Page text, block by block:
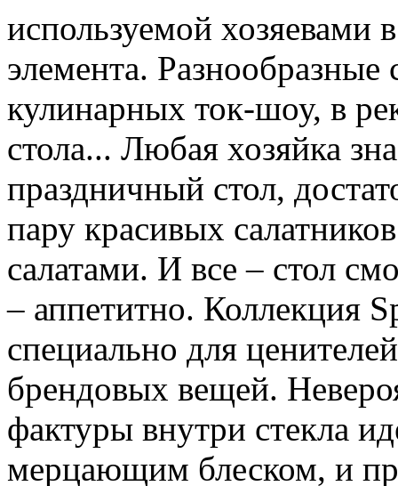
используемой хозяевами
элемента. Разнообразные
кулинарных ток-шоу, в
стола... Любая хозяйка
праздничный стол,
пару красивых
салатами. И все – стол
– аппетитно. Коллекция
специально для
брендовых вещей.
фактуры внутри стекла
мерцающим блеском, и